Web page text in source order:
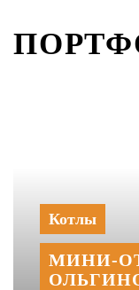
Котлы
МИНИ‑‏ОТЕЛЬ